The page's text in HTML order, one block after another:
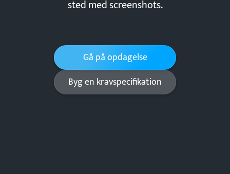
sted med screenshots.
Gå på opdagelse
Byg en kravspecifikation